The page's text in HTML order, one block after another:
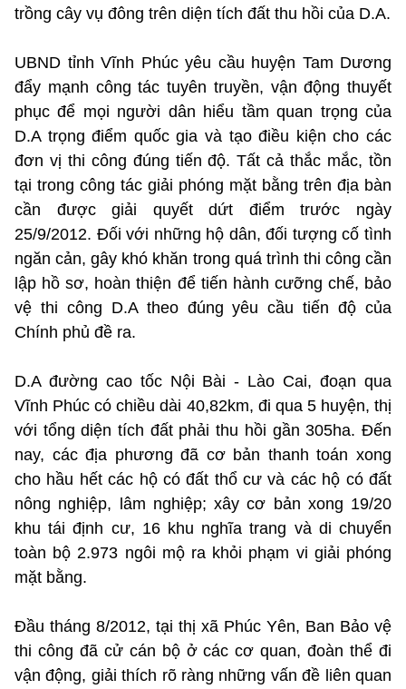
trồng cây vụ đông trên diện tích đất thu hồi của D.A.
UBND tỉnh Vĩnh Phúc yêu cầu huyện Tam Dương
đẩy mạnh công tác tuyên truyền, vận động thuyết
phục để mọi người dân hiểu tầm quan trọng của
D.A trọng điểm quốc gia và tạo điều kiện cho các
đơn vị thi công đúng tiến độ. Tất cả thắc mắc, tồn
tại trong công tác giải phóng mặt bằng trên địa bàn
cần được giải quyết dứt điểm trước ngày
25/9/2012. Đối với những hộ dân, đối tượng cố tình
ngăn cản, gây khó khăn trong quá trình thi công cần
lập hồ sơ, hoàn thiện để tiến hành cưỡng chế, bảo
vệ thi công D.A theo đúng yêu cầu tiến độ của
Chính phủ đề ra.
D.A đường cao tốc Nội Bài - Lào Cai, đoạn qua
Vĩnh Phúc có chiều dài 40,82km, đi qua 5 huyện, thị
với tổng diện tích đất phải thu hồi gần 305ha. Đến
nay, các địa phương đã cơ bản thanh toán xong
cho hầu hết các hộ có đất thổ cư và các hộ có đất
nông nghiệp, lâm nghiệp; xây cơ bản xong 19/20
khu tái định cư, 16 khu nghĩa trang và di chuyển
toàn bộ 2.973 ngôi mộ ra khỏi phạm vi giải phóng
mặt bằng.
Đầu tháng 8/2012, tại thị xã Phúc Yên, Ban Bảo vệ
thi công đã cử cán bộ ở các cơ quan, đoàn thể đi
vận động, giải thích rõ ràng những vấn đề liên quan